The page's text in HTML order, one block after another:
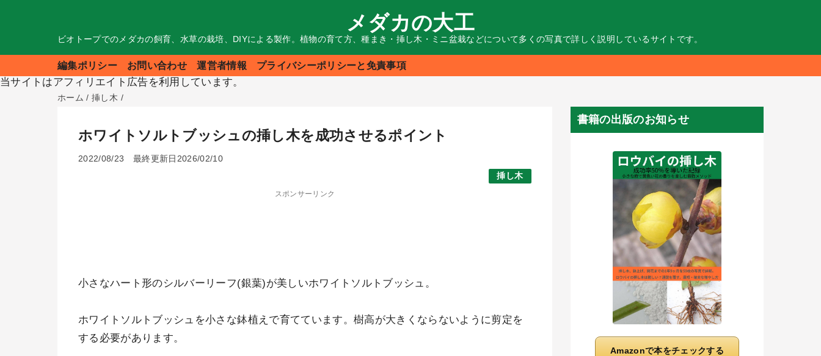
メダカの大工
ビオトープでのメダカの飼育、水草の栽培、DIYによる製作。植物の育て方、種まき・挿し木・ミニ盆栽などについて多くの写真で詳しく説明しているサイトです。
編集ポリシー お問い合わせ 運営者情報 プライバシーポリシーと免責事項
当サイトはアフィリエイト広告を利用しています。
ホーム /挿し木 /
ホワイトソルトブッシュの挿し木を成功させるポイント
2022/08/23
最終更新日2026/02/10
挿し木
スポンサーリンク
小さなハート形のシルバーリーフ(銀葉)が美しいホワイトソルトブッシュ。
ホワイトソルトブッシュを小さな鉢植えで育てています。樹高が大きくならないように剪定を
する必要があります。
書籍の出版のお知らせ
Amazonで本をチェックする